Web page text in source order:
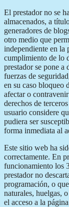
El prestador no se
almacenados, a
generadores de
otro medio que
independiente en la
cumplimiento de lo
prestador se pone a
fuerzas de
en su caso bloqueo
afectar o
derechos de
usuario considere
pudiera ser
forma inmediata al
Este sitio web ha
correctamente. En
funcionamiento los
prestador no
programación, o
naturales, huelgas,
el acceso a la